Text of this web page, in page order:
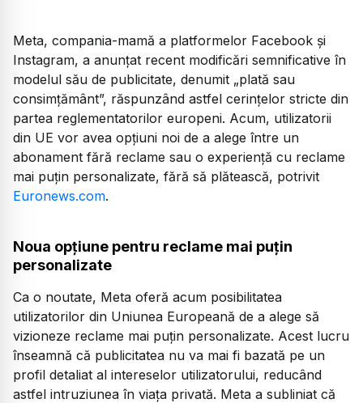
Meta, compania-mamă a platformelor Facebook și
Instagram, a anunțat recent modificări semnificative în
modelul său de publicitate, denumit „plată sau
consimțământ”, răspunzând astfel cerințelor stricte din
partea reglementatorilor europeni. Acum, utilizatorii
din UE vor avea opțiuni noi de a alege între un
abonament fără reclame sau o experiență cu reclame
mai puțin personalizate, fără să plătească, potrivit
Euronews.com.
Noua opțiune pentru reclame mai puțin
personalizate
Ca o noutate, Meta oferă acum posibilitatea
utilizatorilor din Uniunea Europeană de a alege să
vizioneze reclame mai puțin personalizate. Acest lucru
înseamnă că publicitatea nu va mai fi bazată pe un
profil detaliat al intereselor utilizatorului, reducând
astfel intruziunea în viața privată. Meta a subliniat că